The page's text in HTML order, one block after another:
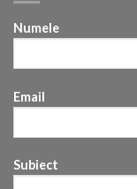
Numele
Email
Subiect